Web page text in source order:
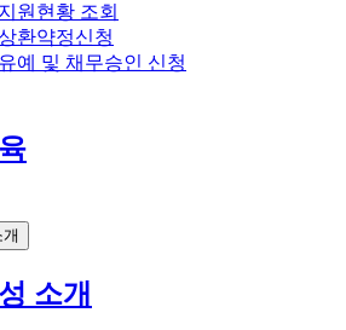
원현황 조회
환약정신청
예 및 채무승인 신청
소개